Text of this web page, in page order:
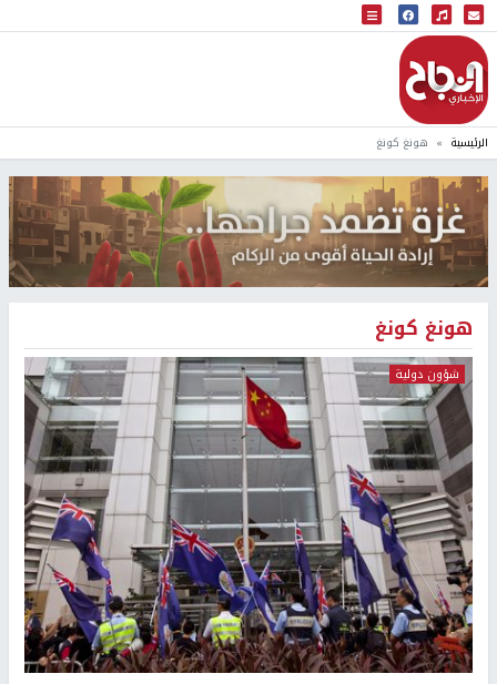
البث المباشر
إذاعة النجاح
الرئيسية هونغ كونغ
هونغ كونغ
شؤون دولية